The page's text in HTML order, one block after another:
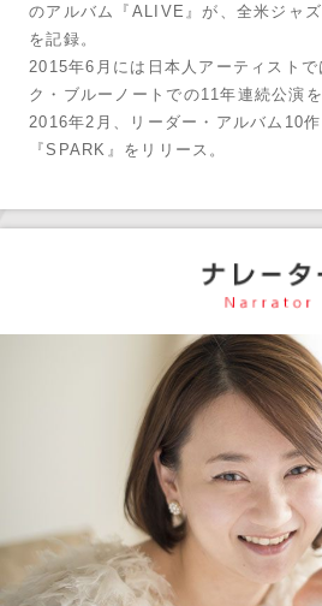
のアルバム『ALIVE』が、全米ジャ
を記録。
2015年6月には日本人アーティスト
ク・ブルーノートでの11年連続公演を
2016年2月、リーダー・アルバム10
『SPARK』をリリース。